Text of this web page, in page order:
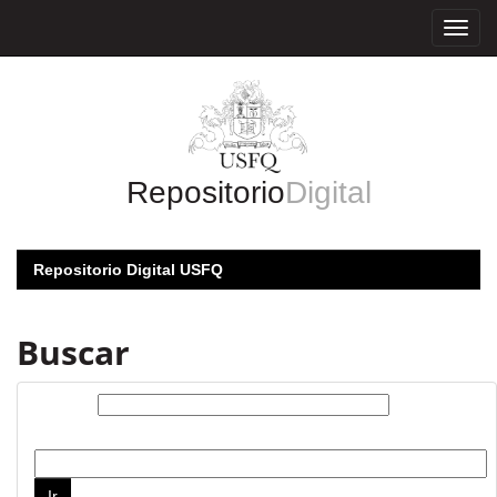
RepositorioDigital
Repositorio Digital USFQ
Buscar